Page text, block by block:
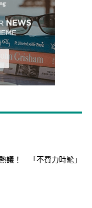
議！ 「不費力時髦」